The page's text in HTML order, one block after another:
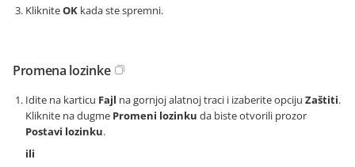
KlikniteOK kada ste spremni.
Promena lozinke
Idite na karticu Fajl na gornjoj alatnoj traci i izaberite opciju Zaštiti.
Kliknite na dugme Promeni lozinku da biste otvorili prozor
Postavi lozinku.
ili